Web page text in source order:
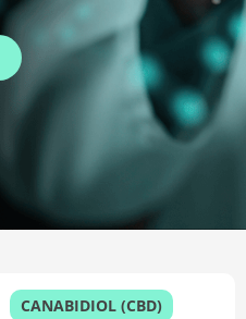
CANABIDIOL (CBD)